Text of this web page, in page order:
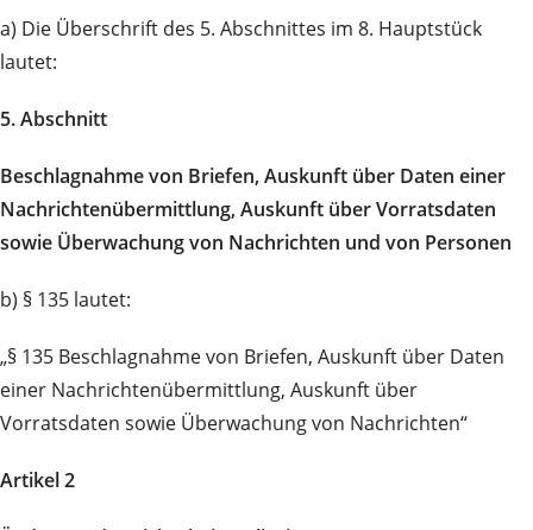
a) Die Überschrift des 5. Abschnittes im 8. Hauptstück
lautet:
5. Abschnitt
Beschlagnahme von Briefen, Auskunft über Daten einer
Nachrichtenübermittlung, Auskunft über Vorratsdaten
sowie Überwachung von Nachrichten und von Personen
b) § 135 lautet:
„§ 135 Beschlagnahme von Briefen, Auskunft über Daten
einer Nachrichtenübermittlung, Auskunft über
Vorratsdaten sowie Überwachung von Nachrichten“
Artikel 2